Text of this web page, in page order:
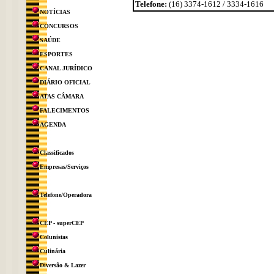
NOTÍCIAS
CONCURSOS
SAÚDE
ESPORTES
CANAL JURÍDICO
DIÁRIO OFICIAL
ATAS CÂMARA
FALECIMENTOS
AGENDA
Classificados
Empresas/Serviços
Telefone/Operadora
CEP - superCEP
Colunistas
Culinária
Diversão & Lazer
Telefone: (16) 3374-1612 / 3334-1616